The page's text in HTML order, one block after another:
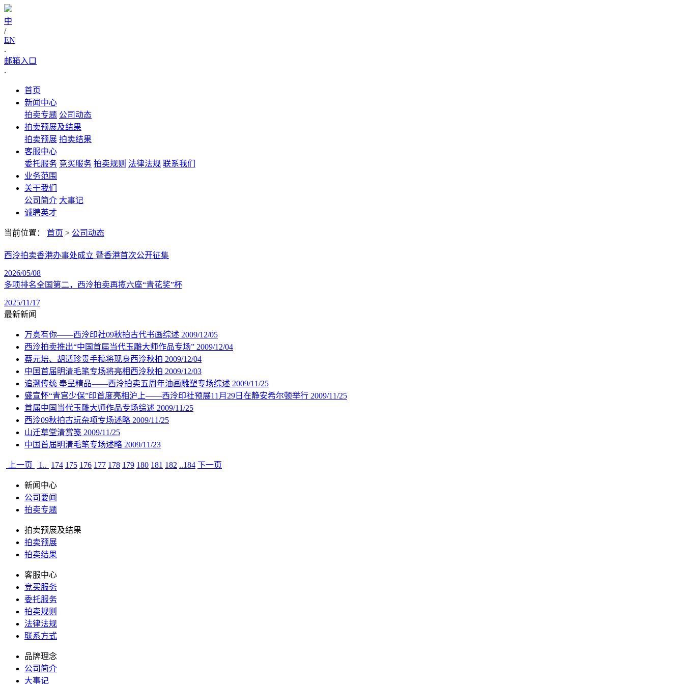
中
/
EN
.
邮箱入口
.
首页
新闻中心
拍卖专题 公司动态
拍卖预展及结果
拍卖预展 拍卖结果
客服中心
委托服务 竞买服务 拍卖规则 法律法规 联系我们
业务范围
关于我们
公司简介 大事记
诚聘英才
当前位置： 首页 > 公司动态
西泠拍卖香港办事处成立 暨香港首次公开征集
2026/05/08
多项排名全国第二，西泠拍卖再揽六座“青花奖”杯
2025/11/17
最新新闻
万憙有你——西泠印社09秋拍古代书画综述 2009/12/05
西泠拍卖推出“中国首届当代玉雕大师作品专场” 2009/12/04
蔡元培、胡适珍贵手稿将现身西泠秋拍 2009/12/04
中国首届明清毛笔专场将亮相西泠秋拍 2009/12/03
追溯传统 奉呈精品——西泠拍卖五周年油画雕塑专场综述 2009/11/25
盛宣怀“青宫少保”印首度亮相沪上——西泠印社预展11月29日在静安希尔顿举行 2009/11/25
首届中国当代玉雕大师作品专场综述 2009/11/25
西泠09秋拍古玩杂项专场述略 2009/11/25
山迁草堂清赏笺 2009/11/25
中国首届明清毛笔专场述略 2009/11/23
上一页 1.. 174 175 176 177 178 179 180 181 182 ..184 下一页
新闻中心
公司要闻
拍卖专题
拍卖预展及结果
拍卖预展
拍卖结果
客服中心
竞买服务
委托服务
拍卖规则
法律法规
联系方式
品牌理念
公司简介
大事记